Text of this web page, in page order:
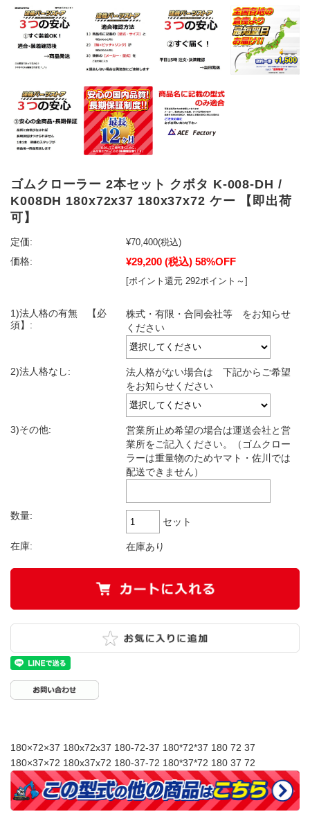
ゴムクローラー 2本セット クボタ K-008-DH /
K008DH 180x72x37 180x37x72 ケー 【即出荷
可】
定価: ¥70,400(税込)
価格:
¥29,200 (税込) 58%OFF
[ポイント還元 292ポイント～]
1)法人格の有無 【必
須】:
株式・有限・合同会社等 をお知らせ
ください
2)法人格なし:
法人格がない場合は 下記からご希望
をお知らせください
3)その他:
営業所止め希望の場合は運送会社と営
業所をご記入ください。（ゴムクロー
ラーは重量物のためヤマト・佐川では
配送できません）
数量:
セット
在庫: 在庫あり
180×72×37 180x72x37 180-72-37 180*72*37 180 72 37
180×37×72 180x37x72 180-37-72 180*37*72 180 37 72